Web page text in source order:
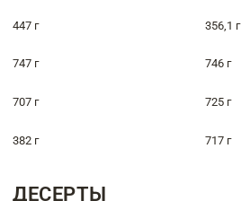
447 г 356,1 г
747 г 746 г
707 г 725 г
382 г 717 г
ДЕСЕРТЫ